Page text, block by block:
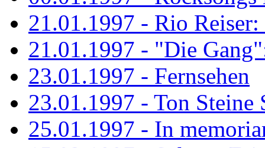
21.01.1997 - Rio
21.01.1997 - "Die
23.01.1997 - Fernsehen
23.01.1997 - Ton Steine
25.01.1997 - In